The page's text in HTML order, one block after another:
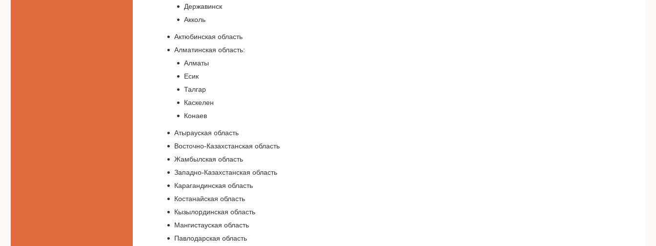
Державинск
Акколь
Актюбинская область
Алматинская область:
Алматы
Есик
Талгар
Каскелен
Конаев
Атырауская область
Восточно-Казахстанская область
Жамбылская область
Западно-Казахстанская область
Карагандинская область
Костанайская область
Кызылординская область
Мангистауская область
Павлодарская область